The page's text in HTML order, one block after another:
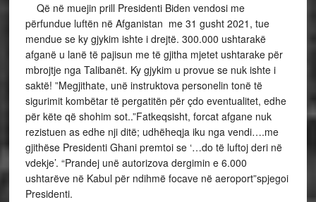
Që në muejin prill Presidenti Biden vendosi me
përfundue luftën në Afganistan me 31 gusht 2021, tue
mendue se ky gjykim ishte i drejtë. 300.000 ushtarakë
afganë u lanë të pajisun me të gjitha mjetet ushtarake për
mbrojtje nga Talibanët. Ky gjykim u provue se nuk ishte i
saktë! ”Megjithate, unë instruktova personelin tonë të
sigurimit kombëtar të pergatitën për çdo eventualitet, edhe
për këte që shohim sot..”Fatkeqsisht, forcat afgane nuk
rezistuen as edhe nji ditë; udhëheqja iku nga vendi….me
gjithëse Presidenti Ghani premtoi se ‘…do të luftoj deri në
vdekje’. “Prandej unë autorizova dergimin e 6.000
ushtarëve në Kabul për ndihmë focave në aeroport”spjegoi
Presidenti.